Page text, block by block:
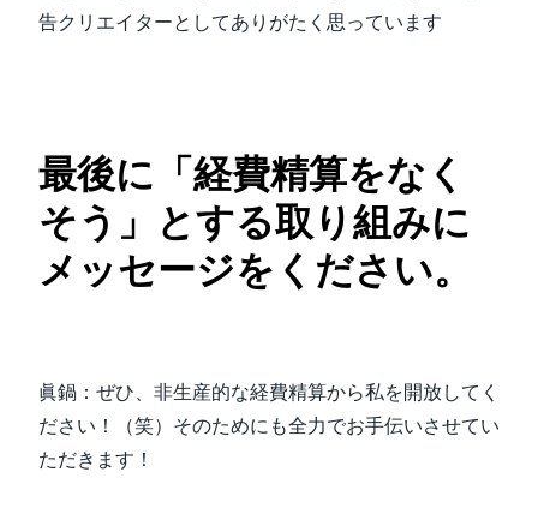
告クリエイターとしてありがたく思っています
最後に「経費精算をなく
そう」とする取り組みに
メッセージをください。
眞鍋：ぜひ、非生産的な経費精算から私を開放してく
ださい！（笑）そのためにも全力でお手伝いさせてい
ただきます！